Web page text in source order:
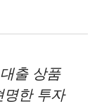
출 상품
명한 투자